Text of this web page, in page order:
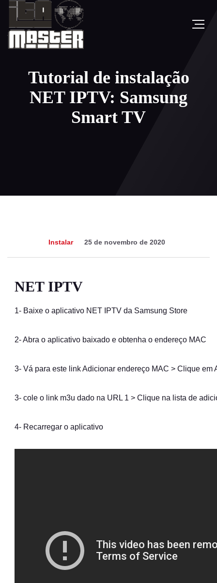
Tutorial de instalação
NET IPTV: Samsung
Smart TV
Instalar 25 de novembro de 2020
NET IPTV
1- Baixe o aplicativo NET IPTV da Samsung Store
2- Abra o aplicativo baixado e obtenha o endereço MAC
3- Vá para este linkAdicionar endereço MAC > Clique em
3- cole o link m3u dado na URL 1 > Clique na lista de
4- Recarregar o aplicativo